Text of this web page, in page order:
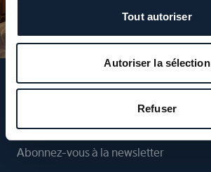
Tout autoriser
Autoriser la sélection
Refuser
Suivez-nous
Abonnez-vous à la newsletter